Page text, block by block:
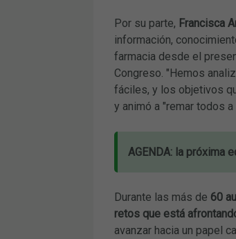
Por su parte, Francisca
información,
farmacia desde el
Congreso. "Hemos
fáciles, y los objetivos
y animó a "remar todos
AGENDA: la próxima
Durante las más de 60
retos que está
avanzar hacia un papel